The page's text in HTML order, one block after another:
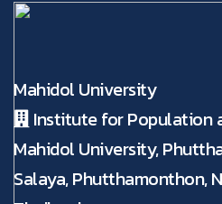
Mahidol University
Institute for Population
Mahidol University,
Salaya, Phutthamonthon,